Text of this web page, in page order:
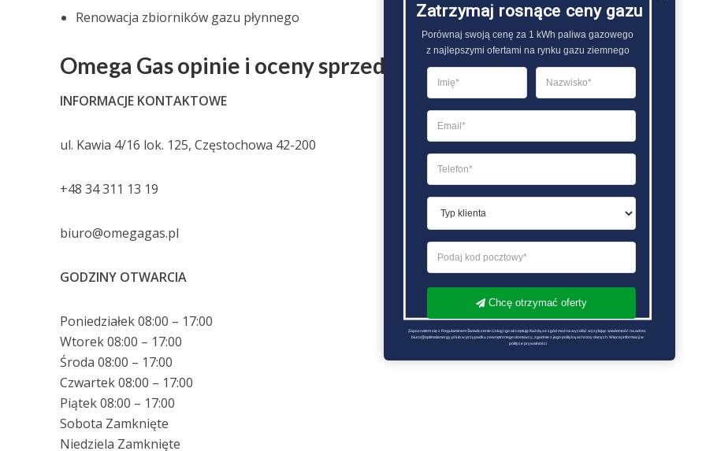
Renowacja zbiorników gazu płynnego
Omega Gas opinie i oceny sprzedawcy:
INFORMACJE KONTAKTOWE
ul. Kawia 4/16 lok. 125, Częstochowa 42-200
+48 34 311 13 19
biuro@omegagas.pl
GODZINY OTWARCIA
Poniedziałek 08:00 – 17:00
Wtorek 08:00 – 17:00
Środa 08:00 – 17:00
Czwartek 08:00 – 17:00
Piątek 08:00 – 17:00
Sobota Zamknięte
Niedziela Zamknięte
Zatrzymaj rosnące ceny gazu
Porównaj swoją cenę za 1 kWh paliwa gazowego
z najlepszymi ofertami na rynku gazu ziemnego
Chcę otrzymać oferty
Zapoznałem się z Regulaminem Świadczenie Usług i go akceptuję Każdą ze zgód można wycofać wysyłając wiadomość na adres
biuro@optimalenergy.pl lub w przypadku zewnętrznego dostawcy, zgodnie z jego polityką ochrony danych. Więcej informacji w
polityce prywatności